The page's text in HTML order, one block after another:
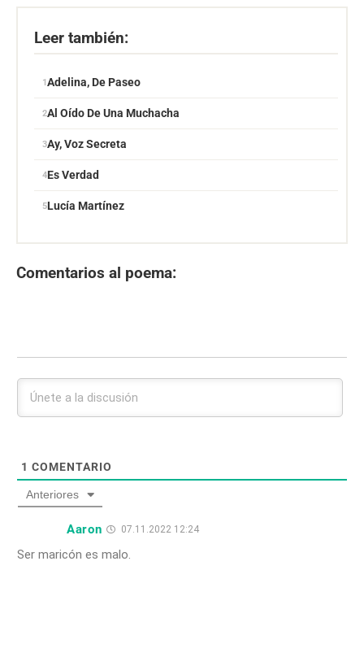
Leer también:
Adelina, De Paseo
Al Oído De Una Muchacha
Ay, Voz Secreta
Es Verdad
Lucía Martínez
Comentarios al poema:
1 COMENTARIO
Anteriores
Aaron 07.11.2022 12:24
Ser maricón es malo.